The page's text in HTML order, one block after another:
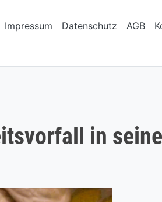
Impressum Datenschutz AGB
in